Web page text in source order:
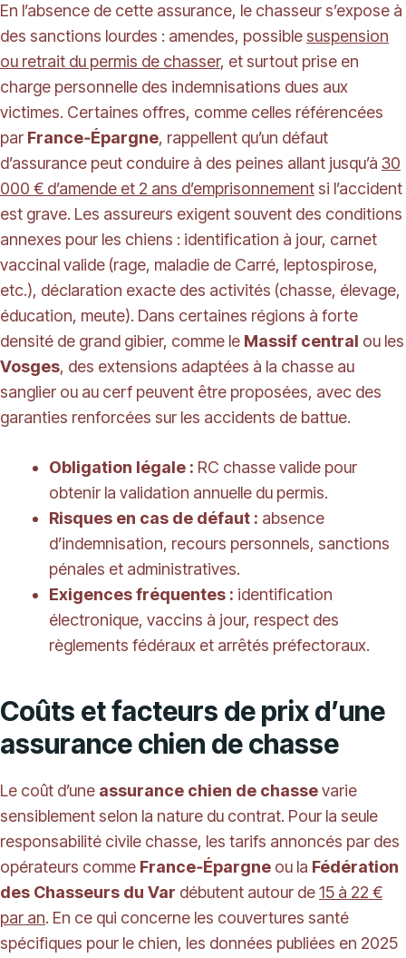
En l’absence de cette assurance, le chasseur s’expose à
des sanctions lourdes : amendes, possible suspension
ou retrait du permis de chasser, et surtout prise en
charge personnelle des indemnisations dues aux
victimes. Certaines offres, comme celles référencées
par France‑Épargne, rappellent qu’un défaut
d’assurance peut conduire à des peines allant jusqu’à 30
000 € d’amende et 2 ans d’emprisonnement si l’accident
est grave. Les assureurs exigent souvent des conditions
annexes pour les chiens : identification à jour, carnet
vaccinal valide (rage, maladie de Carré, leptospirose,
etc.), déclaration exacte des activités (chasse, élevage,
éducation, meute). Dans certaines régions à forte
densité de grand gibier, comme le Massif central ou les
Vosges, des extensions adaptées à la chasse au
sanglier ou au cerf peuvent être proposées, avec des
garanties renforcées sur les accidents de battue.
Obligation légale : RC chasse valide pour
obtenir la validation annuelle du permis.
Risques en cas de défaut : absence
d’indemnisation, recours personnels, sanctions
pénales et administratives.
Exigences fréquentes : identification
électronique, vaccins à jour, respect des
règlements fédéraux et arrêtés préfectoraux.
Coûts et facteurs de prix d’une
assurance chien de chasse
Le coût d’une assurance chien de chassevarie
sensiblement selon la nature du contrat. Pour la seule
responsabilité civile chasse, les tarifs annoncés par des
opérateurs comme France‑Épargne ou la Fédération
des Chasseurs du Var débutent autour de15 à 22 €
par an. En ce qui concerne les couvertures santé
spécifiques pour le chien, les données publiées en 2025